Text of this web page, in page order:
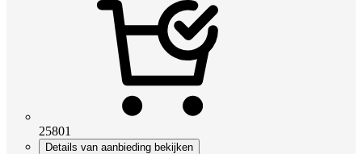
25801
Details van aanbieding bekijken